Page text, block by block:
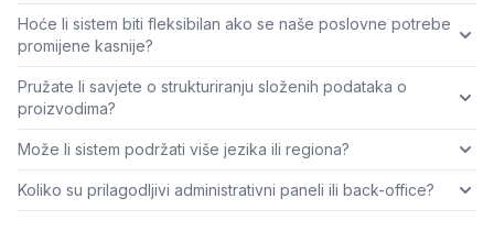
Hoće li sistem biti fleksibilan ako se naše poslovne potrebe
promijene kasnije?
Pružate li savjete o strukturiranju složenih podataka o
proizvodima?
Može li sistem podržati više jezika ili regiona?
Koliko su prilagodljivi administrativni paneli ili back-office?